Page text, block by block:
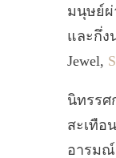
มนุษย์ผ่
และกึ่ง
Jewel,
นิทรรศ
สะเทือ
อารมณ์